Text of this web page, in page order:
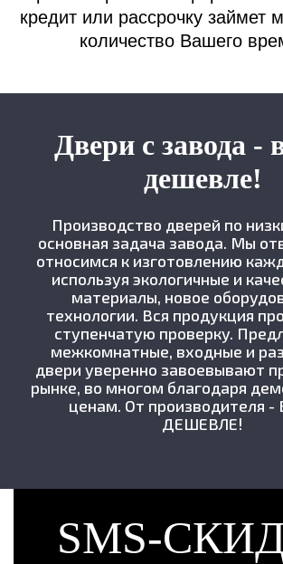
кредит или рассрочку займет
количество Вашего
Двери с завода -
дешевле!
Производство дверей по
основная задача завода. Мы
относимся к изготовлению
используя экологичные и
материалы, новое
технологии. Вся продукция
ступенчатую проверку.
межкомнатные, входные и
двери уверенно завоевывают
рынке, во многом благодаря
ценам. От производителя -
ДЕШЕВЛЕ!
SMS-